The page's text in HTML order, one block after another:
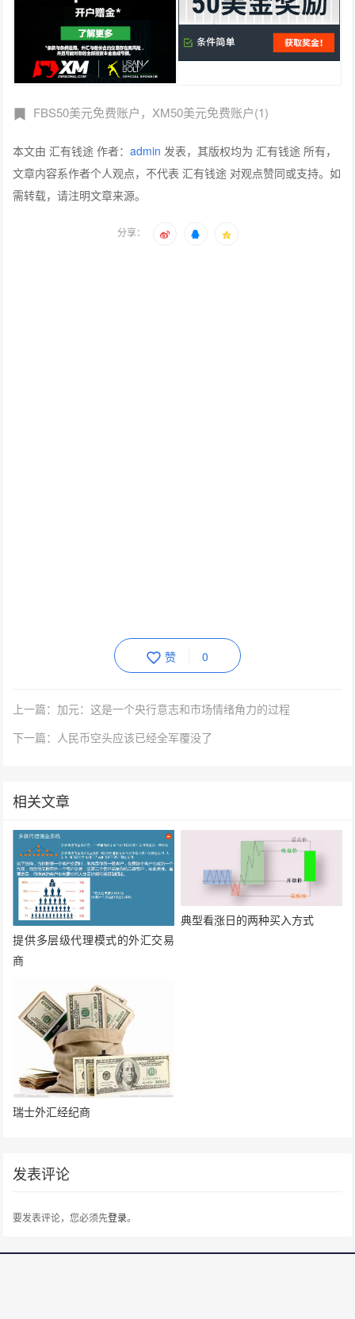
FBS50美元免费账户，XM50美元免费账户(1)
本文由 汇有钱途 作者：admin 发表，其版权均为 汇有钱途 所有，
文章内容系作者个人观点，不代表 汇有钱途 对观点赞同或支持。如
需转载，请注明文章来源。
分享：
赞 0
上一篇：加元：这是一个央行意志和市场情绪角力的过程
下一篇：人民币空头应该已经全军覆没了
相关文章
提供多层级代理模式的外汇交易
商
典型看涨日的两种买入方式
瑞士外汇经纪商
发表评论
要发表评论，您必须先登录。